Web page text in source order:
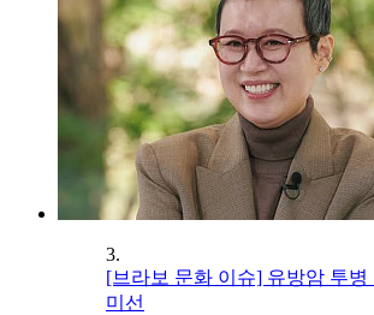
3.
[브라보 문화 이슈] 유방암 투
미선